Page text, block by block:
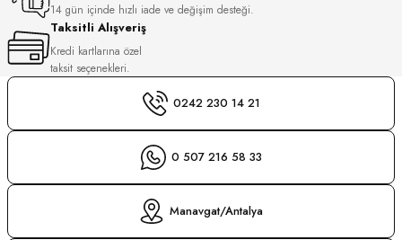
14 gün içinde hızlı iade ve değişim desteği.
Taksitli Alışveriş
Kredi kartlarına özel
taksit seçenekleri.
0242 230 14 21
0 507 216 58 33
Manavgat/Antalya